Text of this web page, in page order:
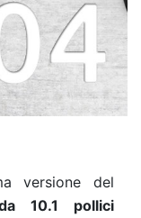
versione del
10.1 pollici